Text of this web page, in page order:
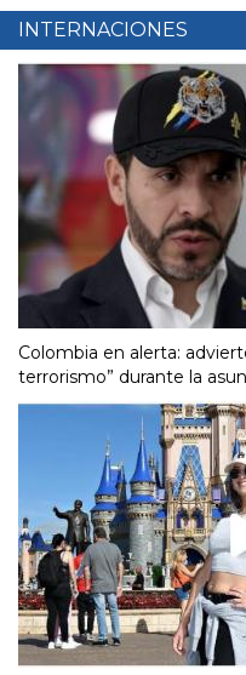
INTERNACIONES
Colombia en alerta:
terrorismo” durante la